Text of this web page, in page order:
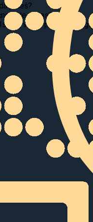
jedeš?
jede danas?
Istraži video ponudu,